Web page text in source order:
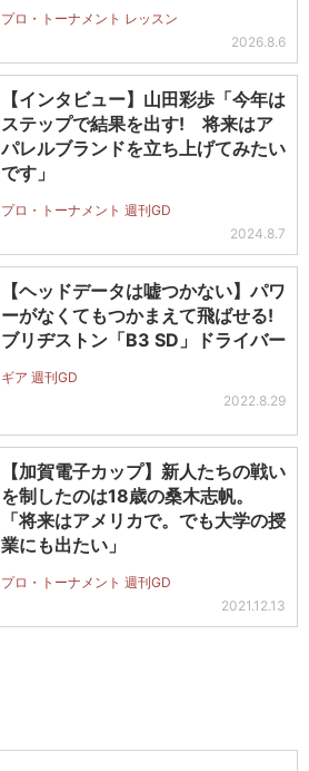
プロ・トーナメント レッスン
2026.8.6
【インタビュー】山田彩歩「今年は
ステップで結果を出す! 将来はア
パレルブランドを立ち上げてみたい
です」
プロ・トーナメント 週刊GD
2024.8.7
【ヘッドデータは嘘つかない】パワ
ーがなくてもつかまえて飛ばせる!
ブリヂストン「B3 SD」ドライバー
ギア 週刊GD
2022.8.29
【加賀電子カップ】新人たちの戦い
を制したのは18歳の桑木志帆。
「将来はアメリカで。でも大学の授
業にも出たい」
プロ・トーナメント 週刊GD
2021.12.13